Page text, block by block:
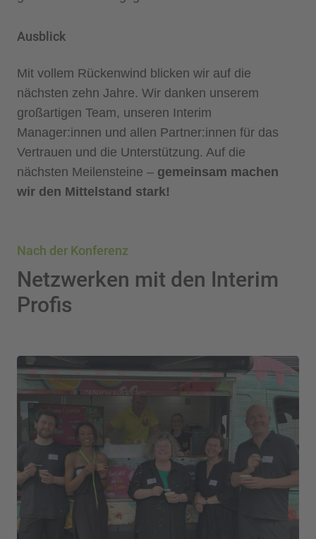
Ausblick
Mit vollem Rückenwind blicken wir auf die
nächsten zehn Jahre. Wir danken unserem
großartigen Team, unseren Interim
Manager:innen und allen Partner:innen für das
Vertrauen und die Unterstützung. Auf die
nächsten Meilensteine – gemeinsam machen
wir den Mittelstand stark!
Nach der Konferenz
Netzwerken mit den Interim
Profis